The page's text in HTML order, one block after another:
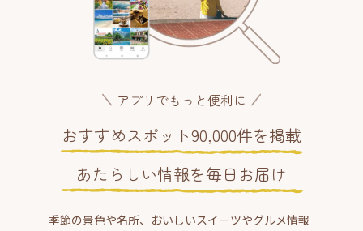
アプリでもっと便利に
おすすめスポット90,000件を掲載
あたらしい情報を毎日お届け
季節の景色や名所、おいしいスイーツやグルメ情報